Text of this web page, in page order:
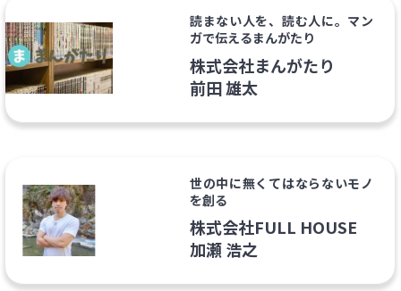
読まない人を、読む人に。マン
ガで伝えるまんがたり
株式会社まんがたり
前田 雄太
世の中に無くてはならないモノ
を創る
株式会社FULL HOUSE
加瀬 浩之